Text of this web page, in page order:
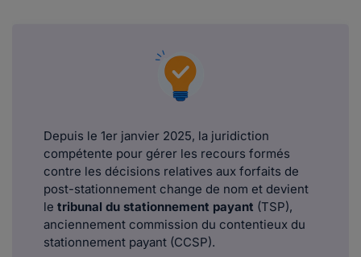
Depuis le 1er janvier 2025, la juridiction
compétente pour gérer les recours formés
contre les décisions relatives aux forfaits de
post-stationnement change de nom et devient
le tribunal du stationnement payant (TSP),
anciennement commission du contentieux du
stationnement payant (CCSP).